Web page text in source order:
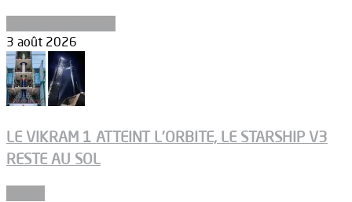
3 août 2026
LE VIKRAM 1 ATTEINT L’ORBITE, LE STARSHIP V3
RESTE AU SOL